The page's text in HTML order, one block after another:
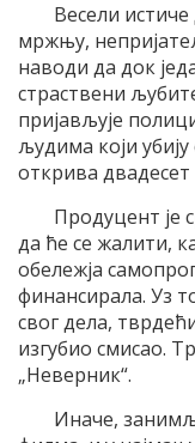
Весели
мржњу,
наводи да док
страствени
пријављује
људима који
открива двадесет
Продуцент је
да ће се жалити,
обележја
финансирала. Уз
свог дела,
изгубио смисао.
„Неверник“.
Иначе,